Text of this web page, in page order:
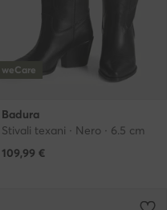
weCare
Badura
Stivali texani · Nero · 6.5 cm
109,99 €